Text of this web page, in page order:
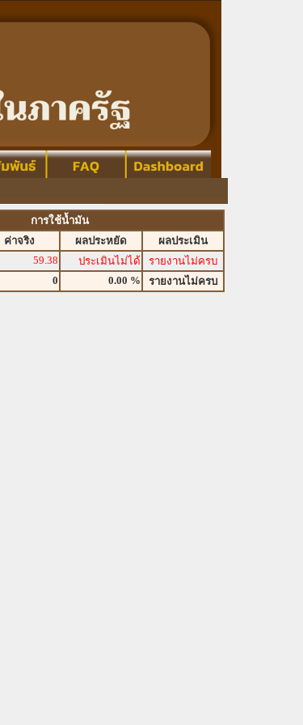
การใช้น้ำมัน
ค่าจริง ผลประหยัด
ผลประเมิน
59.38 ประเมินไม่ได้
รายงานไม่ครบ
0 0.00 % รายงานไม่ครบ